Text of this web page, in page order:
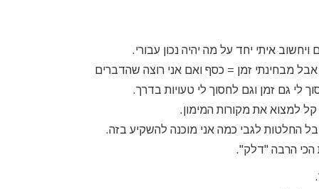
איתי יחד על מה יהיה נכון עבורי.
מבחינתי זמן = כסף ואם אני רוצה שהדברים
לי גם זמן וגם לחסוך לי טעויות בדרך.
למצוא את מקורות המימון.
החלטות לגבי כמה אני מוכנה להשקיע בזה.
הכי הרבה "דלק".